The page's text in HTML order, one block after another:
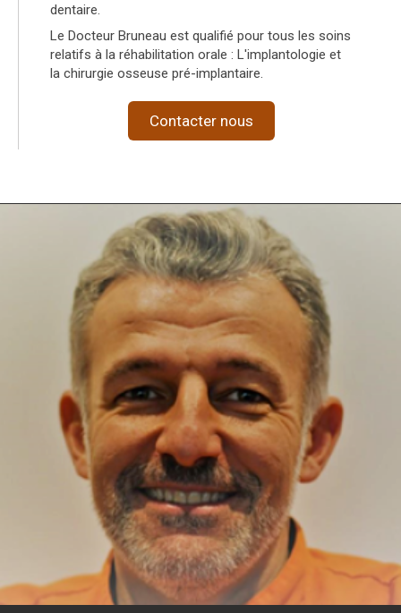
dentaire.
Le Docteur Bruneau est qualifié pour tous les soins
relatifs à la réhabilitation orale : L'implantologie et
la chirurgie osseuse pré-implantaire.
Contacter nous